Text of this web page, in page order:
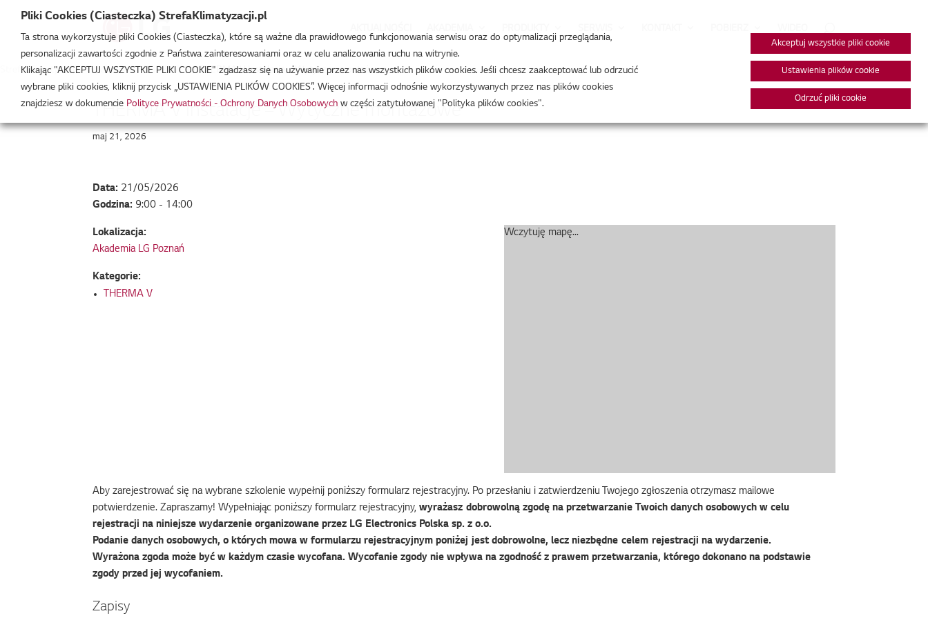
Strefa Klimatyzacji /Wydarzenia/THERMA V/ THERMA V Instalacje – Wytyczne montażowe
THERMA V Instalacje – Wytyczne montażowe
maj 21, 2026
Data: 21/05/2026
Godzina: 9:00 - 14:00
Wczytuję mapę...
Lokalizacja:
Akademia LG Poznań
Kategorie:
THERMA V
Aby zarejestrować się na wybrane szkolenie wypełnij poniższy formularz rejestracyjny. Po przesłaniu i zatwierdzeniu Twojego zgłoszenia otrzymasz mailowe
potwierdzenie. Zapraszamy! Wypełniając poniższy formularz rejestracyjny,wyrażasz dobrowolną zgodę na przetwarzanie Twoich danych osobowych w celu
rejestracji na niniejsze wydarzenie organizowane przez LG Electronics Polska sp. z o.o.
Podanie danych osobowych, o których mowa w formularzu rejestracyjnym poniżej jest dobrowolne, lecz niezbędne celem rejestracji na wydarzenie.
Wyrażona zgoda może być w każdym czasie wycofana. Wycofanie zgody nie wpływa na zgodność z prawem przetwarzania, którego dokonano na podstawie
zgody przed jej wycofaniem.
Zapisy
Pliki Cookies (Ciasteczka) StrefaKlimatyzacji.pl
Ta strona wykorzystuje pliki Cookies (Ciasteczka), które są ważne dla prawidłowego funkcjonowania serwisu oraz do optymalizacji przeglądania,
personalizacji zawartości zgodnie z Państwa zainteresowaniami oraz w celu analizowania ruchu na witrynie.
Klikając "AKCEPTUJ WSZYSTKIE PLIKI COOKIE" zgadzasz się na używanie przez nas wszystkich plików cookies. Jeśli chcesz zaakceptować lub odrzucić
wybrane pliki cookies, kliknij przycisk „USTAWIENIA PLIKÓW COOKIES”. Więcej informacji odnośnie wykorzystywanych przez nas plików cookies
znajdziesz w dokumencie Polityce Prywatności - Ochrony Danych Osobowych w części zatytułowanej "Polityka plików cookies".
Akceptuj wszystkie pliki cookie
Ustawienia plików cookie
Odrzuć pliki cookie